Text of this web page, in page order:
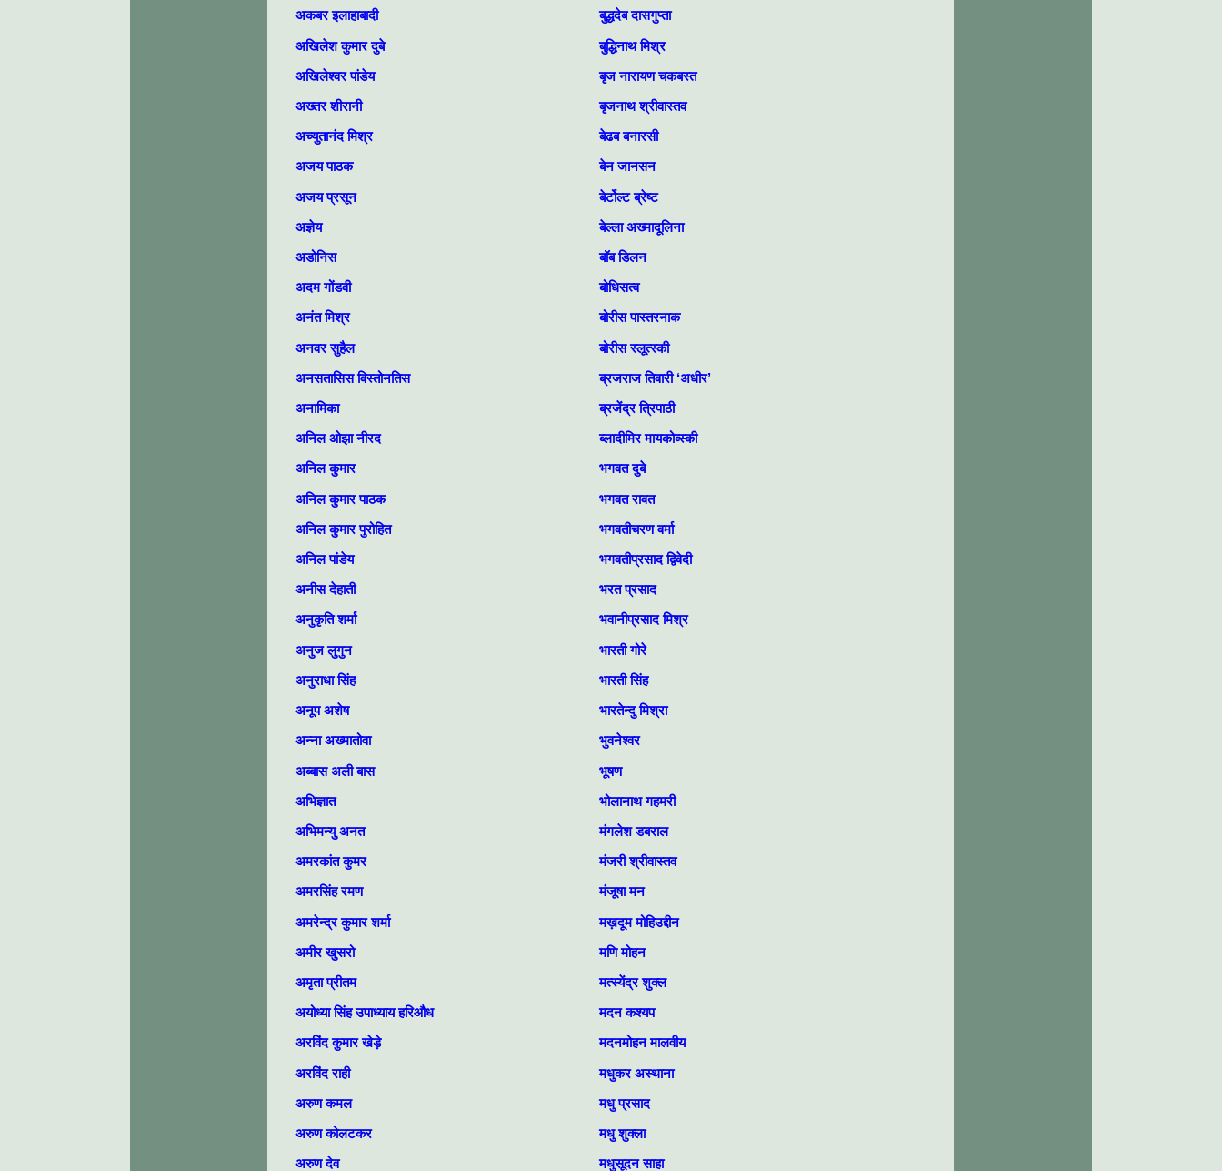
अकबर इलाहाबादी
अखिलेश कुमार दुबे
अखिलेश्वर पांडेय
अख्तर शीरानी
अच्युतानंद मिश्र
अजय पाठक
अजय प्रसून
अज्ञेय
अडोनिस
अदम गोंडवी
अनंत मिश्र
अनवर सुहैल
अनसतासिस विस्तोनतिस
अनामिका
अनिल ओझा नीरद
अनिल कुमार
अनिल कुमार पाठक
अनिल कुमार पुरोहित
अनिल पांडेय
अनीस देहाती
अनुकृति शर्मा
अनुज लुगुन
अनुराधा सिंह
अनूप अशेष
अन्ना अख्मातोवा
अब्बास अली बास
अभिज्ञात
अभिमन्यु अनत
अमरकांत कुमर
अमरसिंह रमण
अमरेन्द्र कुमार शर्मा
अमीर खुसरो
अमृता प्रीतम
अयोध्या सिंह उपाध्याय हरिऔध
अरविंद कुमार खेड़े
अरविंद राही
अरुण कमल
अरुण कोलटकर
अरुण देव
बुद्धदेब दासगुप्ता
बुद्धिनाथ मिश्र
बृज नारायण चकबस्त
बृजनाथ श्रीवास्तव
बेढब बनारसी
बेन जानसन
बेर्टोल्ट ब्रेष्ट
बेल्‍ला अख्‍मादूलिना
बॉब डिलन
बोधिसत्व
बोरीस पास्तरनाक
बोरीस स्‍लूत्‍स्‍की
ब्रजराज तिवारी ‘अधीर’
ब्रजेंद्र त्रिपाठी
ब्लादीमिर मायकोव्स्की
भगवत दुबे
भगवत रावत
भगवतीचरण वर्मा
भगवतीप्रसाद द्विवेदी
भरत प्रसाद
भवानीप्रसाद मिश्र
भारती गोरे
भारती सिंह
भारतेन्दु मिश्रा
भुवनेश्वर
भूषण
भोलानाथ गहमरी
मंगलेश डबराल
मंजरी श्रीवास्तव
मंजूषा मन
मख़दूम मोहिउद्दीन
मणि मोहन
मत्स्येंद्र शुक्ल
मदन कश्यप
मदनमोहन मालवीय
मधुकर अस्थाना
मधु प्रसाद
मधु शुक्ला
मधुसूदन साहा